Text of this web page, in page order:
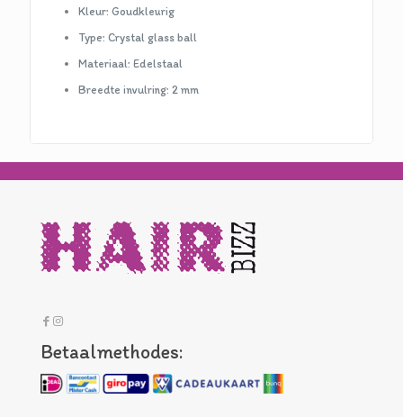
Kleur: Goudkleurig
Type: Crystal glass ball
Materiaal: Edelstaal
Breedte invulring: 2 mm
Betaalmethodes: